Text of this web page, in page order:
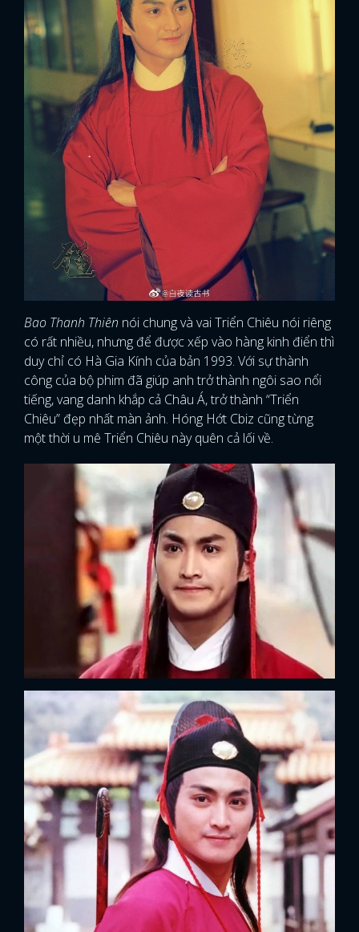
Bao Thanh Thiên nói chung và vai Triển Chiêu nói riêng
có rất nhiều, nhưng để được xếp vào hàng kinh điển thì
duy chỉ có Hà Gia Kính của bản 1993. Với sự thành
công của bộ phim đã giúp anh trở thành ngôi sao nổi
tiếng, vang danh khắp cả Châu Á, trở thành “Triển
Chiêu” đẹp nhất màn ảnh. Hóng Hớt Cbiz cũng từng
một thời u mê Triển Chiêu này quên cả lối về.